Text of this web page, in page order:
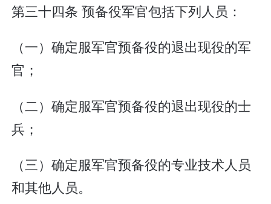
第三十四条 预备役军官包括下列人员：
（一）确定服军官预备役的退出现役的军
官；
（二）确定服军官预备役的退出现役的士
兵；
（三）确定服军官预备役的专业技术人员
和其他人员。